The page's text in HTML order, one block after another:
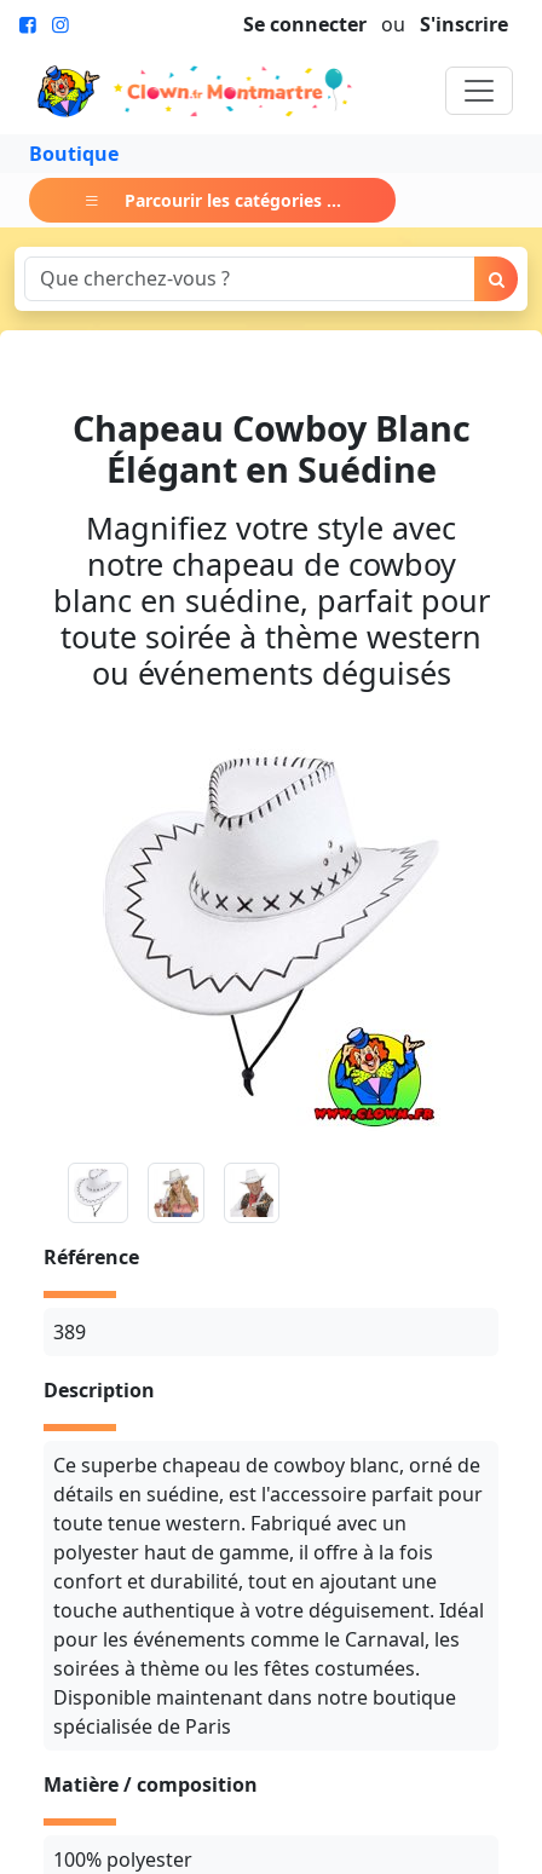
Se connecter ou S'inscrire
Boutique
Parcourir les catégories ...
Chapeau Cowboy Blanc
Élégant en Suédine
Magnifiez votre style avec
notre chapeau de cowboy
blanc en suédine, parfait pour
toute soirée à thème western
ou événements déguisés
Référence
389
Description
Ce superbe chapeau de cowboy blanc, orné de
détails en suédine, est l'accessoire parfait pour
toute tenue western. Fabriqué avec un
polyester haut de gamme, il offre à la fois
confort et durabilité, tout en ajoutant une
touche authentique à votre déguisement. Idéal
pour les événements comme le Carnaval, les
soirées à thème ou les fêtes costumées.
Disponible maintenant dans notre boutique
spécialisée de Paris
Matière / composition
100% polyester